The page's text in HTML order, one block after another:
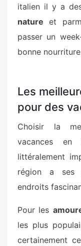
italien il y a
nature et
passer un
bonne
Les
pour des
Choisir la
vacances
littéralement
région a ses
endroits
Pour les
les plus
certainement